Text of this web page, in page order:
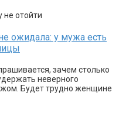
не отойти
ожидала: у мужа есть
зачем столько
неверного
Будет трудно женщине